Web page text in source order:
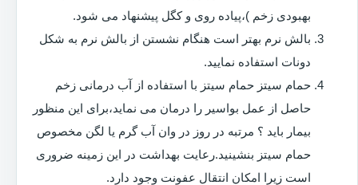
بهبودی زخم )،پیاده روی و کگل پیشنهاد می شود.
بالش نرم بهتر است هنگام نشستن از بالش نرم به شکل
دونات استفاده نمایید.
حمام سیتز حمام سیتز با استفاده از آب درمانی زخم
حاصل از عمل بواسیر را درمان می نماید،برای این منظور
بیمار باید ؟ مرتبه در روز در وان آب گرم یا لگن مخصوص
حمام سیتز بنشینید.رعایت بهداشت در این زمینه ضروری
است زیرا امکان انتقال عفونت وجود دارد.